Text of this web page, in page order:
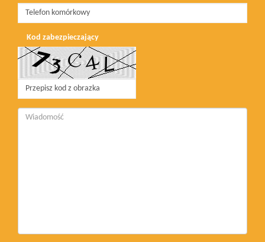
Kod zabezpieczający